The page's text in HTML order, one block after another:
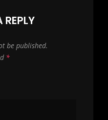
REPLY
be published.
*